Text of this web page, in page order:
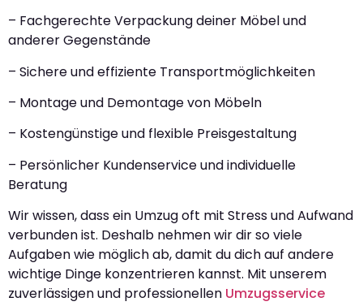
– Fachgerechte Verpackung deiner Möbel und
anderer Gegenstände
– Sichere und effiziente Transportmöglichkeiten
– Montage und Demontage von Möbeln
– Kostengünstige und flexible Preisgestaltung
– Persönlicher Kundenservice und individuelle
Beratung
Wir wissen, dass ein Umzug oft mit Stress und Aufwand
verbunden ist. Deshalb nehmen wir dir so viele
Aufgaben wie möglich ab, damit du dich auf andere
wichtige Dinge konzentrieren kannst. Mit unserem
zuverlässigen und professionellen Umzugsservice